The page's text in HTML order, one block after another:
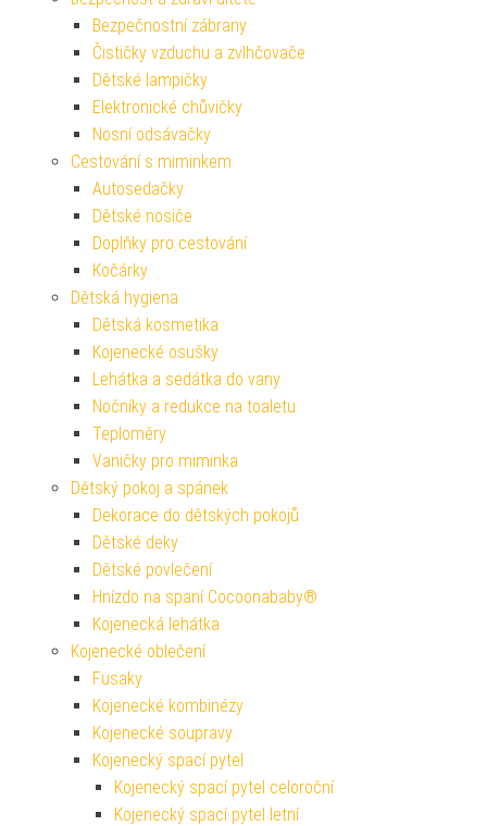
Bezpečnostní zábrany
Čističky vzduchu a zvlhčovače
Dětské lampičky
Elektronické chůvičky
Nosní odsávačky
Cestování s miminkem
Autosedačky
Dětské nosiče
Doplňky pro cestování
Kočárky
Dětská hygiena
Dětská kosmetika
Kojenecké osušky
Lehátka a sedátka do vany
Nočníky a redukce na toaletu
Teploměry
Vaničky pro miminka
Dětský pokoj a spánek
Dekorace do dětských pokojů
Dětské deky
Dětské povlečení
Hnízdo na spaní Cocoonababy®
Kojenecká lehátka
Kojenecké oblečení
Fusaky
Kojenecké kombinézy
Kojenecké soupravy
Kojenecký spací pytel
Kojenecký spací pytel celoroční
Kojenecký spací pytel letní